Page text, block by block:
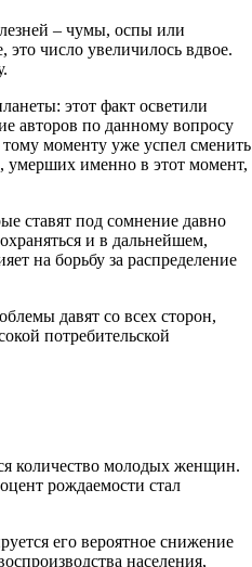
– чумы, оспы или
это число увеличилось вдвое.
этот факт осветили
авторов по данному вопросу
моменту уже успел сменить
умерших именно в этот момент,
ставят под сомнение давно
и в дальнейшем,
на борьбу за распределение
давят со всех сторон,
потребительской
количество молодых женщин.
рождаемости стал
его вероятное снижение
населения,